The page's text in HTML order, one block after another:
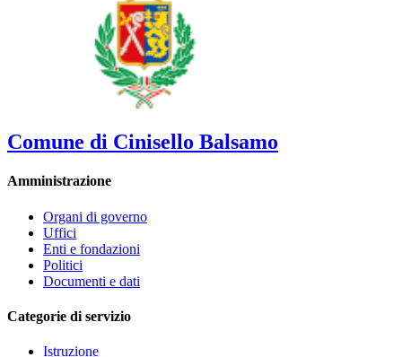
Comune di Cinisello Balsamo
Amministrazione
Organi di governo
Uffici
Enti e fondazioni
Politici
Documenti e dati
Categorie di servizio
Istruzione